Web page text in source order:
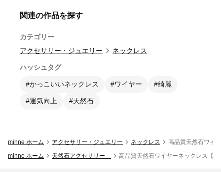
関連の作品を探す
カテゴリー
アクセサリー・ジュエリー
ネックレス
ハッシュタグ
#かっこいいネックレス #ワイヤー #綺麗
#運気向上 #天然石
minne ホーム アクセサリー・ジュエリー ネックレス
高品質天然石ワイ
minne ホーム
天然石アクセサリー 高品質天然石ワイヤーネックレス【